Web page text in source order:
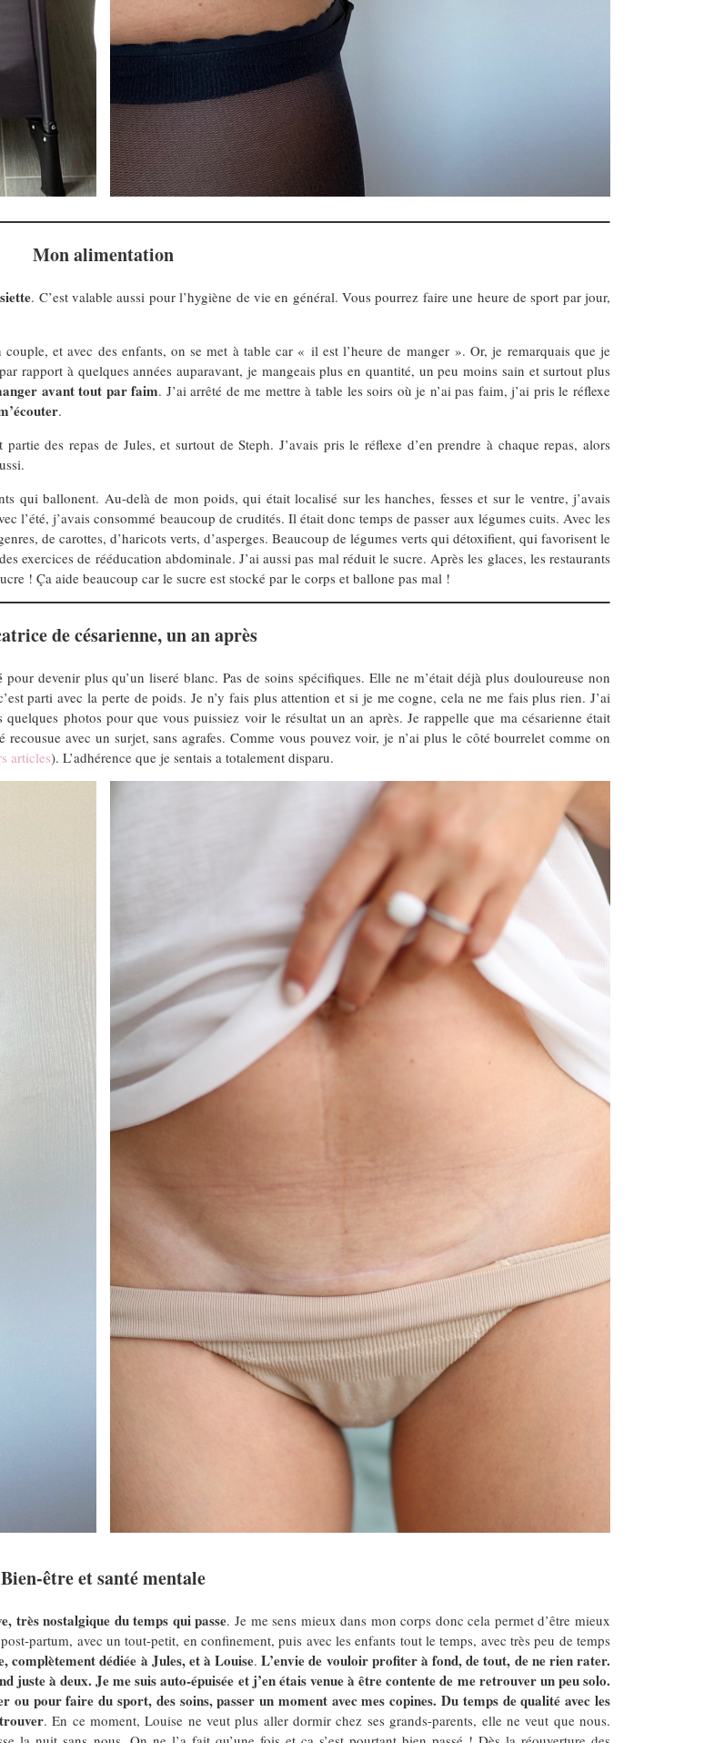
Mon alimentation
. C’est valable aussi pour l’hygiène de vie en général. Vous pourrez faire une heure de sport par jour,
et avec des enfants, on se met à table car « il est l’heure de manger ». Or, je remarquais que je
rapport à quelques années auparavant, je mangeais plus en quantité, un peu moins sain et surtout plus
avant tout par faim. J’ai arrêté de me mettre à table les soirs où je n’ai pas faim, j’ai pris le réflexe
.
des repas de Jules, et surtout de Steph. J’avais pris le réflexe d’en prendre à chaque repas, alors
qui ballonent. Au-delà de mon poids, qui était localisé sur les hanches, fesses et sur le ventre, j’avais
l’été, j’avais consommé beaucoup de crudités. Il était donc temps de passer aux légumes cuits. Avec les
de carottes, d’haricots verts, d’asperges. Beaucoup de légumes verts qui détoxifient, qui favorisent le
exercices de rééducation abdominale. J’ai aussi pas mal réduit le sucre. Après les glaces, les restaurants
! Ça aide beaucoup car le sucre est stocké par le corps et ballone pas mal !
de césarienne, un an après
pour devenir plus qu’un liseré blanc. Pas de soins spécifiques. Elle ne m’était déjà plus douloureuse non
parti avec la perte de poids. Je n’y fais plus attention et si je me cogne, cela ne me fais plus rien. J’ai
photos pour que vous puissiez voir le résultat un an après. Je rappelle que ma césarienne était
avec un surjet, sans agrafes. Comme vous pouvez voir, je n’ai plus le côté bourrelet comme on
articles). L’adhérence que je sentais a totalement disparu.
Bien-être et santé mentale
très nostalgique du temps qui passe. Je me sens mieux dans mon corps donc cela permet d’être mieux
partum, avec un tout-petit, en confinement, puis avec les enfants tout le temps, avec très peu de temps
complètement dédiée à Jules, et à Louise.L’envie de vouloir profiter à fond, de tout, de ne rien rater.
juste à deux. Je me suis auto-épuisée et j’en étais venue à être contente de me retrouver un peu solo.
pour faire du sport, des soins, passer un moment avec mes copines. Du temps de qualité avec les
. En ce moment, Louise ne veut plus aller dormir chez ses grands-parents, elle ne veut que nous.